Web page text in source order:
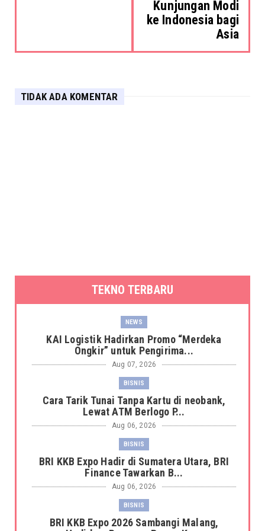
Kunjungan Modi
ke Indonesia bagi
Asia
TIDAK ADA KOMENTAR
TEKNO TERBARU
NEWS
KAI Logistik Hadirkan Promo “Merdeka
Ongkir” untuk Pengirima...
Aug 07, 2026
BISNIS
Cara Tarik Tunai Tanpa Kartu di neobank,
Lewat ATM Berlogo P...
Aug 06, 2026
BISNIS
BRI KKB Expo Hadir di Sumatera Utara, BRI
Finance Tawarkan B...
Aug 06, 2026
BISNIS
BRI KKB Expo 2026 Sambangi Malang,